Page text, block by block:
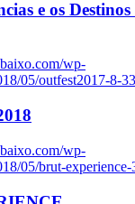
e os
wp-
05/outfest2017-8-
wp-
05/brut-